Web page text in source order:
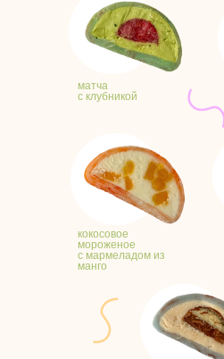
матча
с клубникой
кокосовое
мороженое
с мармеладом из
манго